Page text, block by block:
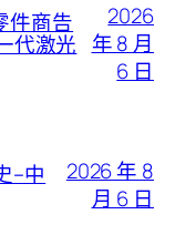
件商告
代激光
2026
年 8 月
6 日
–中
2026 年 8
月 6 日